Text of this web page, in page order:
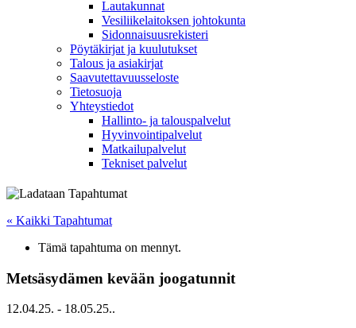
Lautakunnat
Vesiliikelaitoksen johtokunta
Sidonnaisuusrekisteri
Pöytäkirjat ja kuulutukset
Talous ja asiakirjat
Saavutettavuusseloste
Tietosuoja
Yhteystiedot
Hallinto- ja talouspalvelut
Hyvinvointipalvelut
Matkailupalvelut
Tekniset palvelut
« Kaikki Tapahtumat
Tämä tapahtuma on mennyt.
Metsäsydämen kevään joogatunnit
12.04.25. - 18.05.25..